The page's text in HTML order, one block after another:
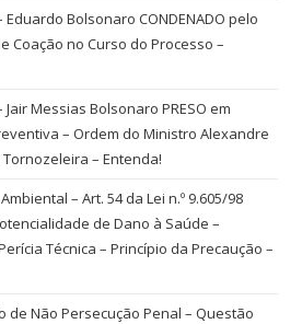
Eduardo Bolsonaro CONDENADO pelo
Coação no Curso do Processo –
Jair Messias Bolsonaro PRESO em
– Ordem do Ministro Alexandre
– Entenda!
Ambiental – Art. 54 da Lei n.º 9.605/98
de Dano à Saúde –
Técnica – Princípio da Precaução –
de Não Persecução Penal – Questão